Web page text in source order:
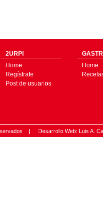
2URPI
Home
Regístrate
Post de usuarios
Home
| Desarrollo Web: Luis